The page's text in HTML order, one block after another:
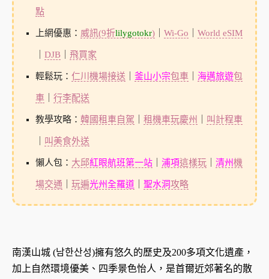
點
上網優惠： 威訊(9折lilygotokr)｜ Wi-Go World eSIM
DJB｜ 飛買家
輕鬆玩： 仁川機場接送 釜山小宗包車｜ 海邁旅遊包
車｜ 行李配送
教學攻略： 韓國租車自駕 租機車玩慶州 叫計程車
叫美食外送
懶人包： 大邱紅眼航班第一站｜ 浦項這樣玩｜ 清州機
場交通 玩遍光州全羅道｜ 聖水洞攻略
南漢山城 (남한산성)擁有悠久的歷史及200多項文化遺產，
加上自然環境優美、四季景色怡人，是首爾近郊著名的散